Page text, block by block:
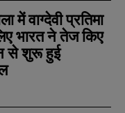
में वाग्देवी प्रतिमा
भारत ने तेज किए
से शुरू हुई